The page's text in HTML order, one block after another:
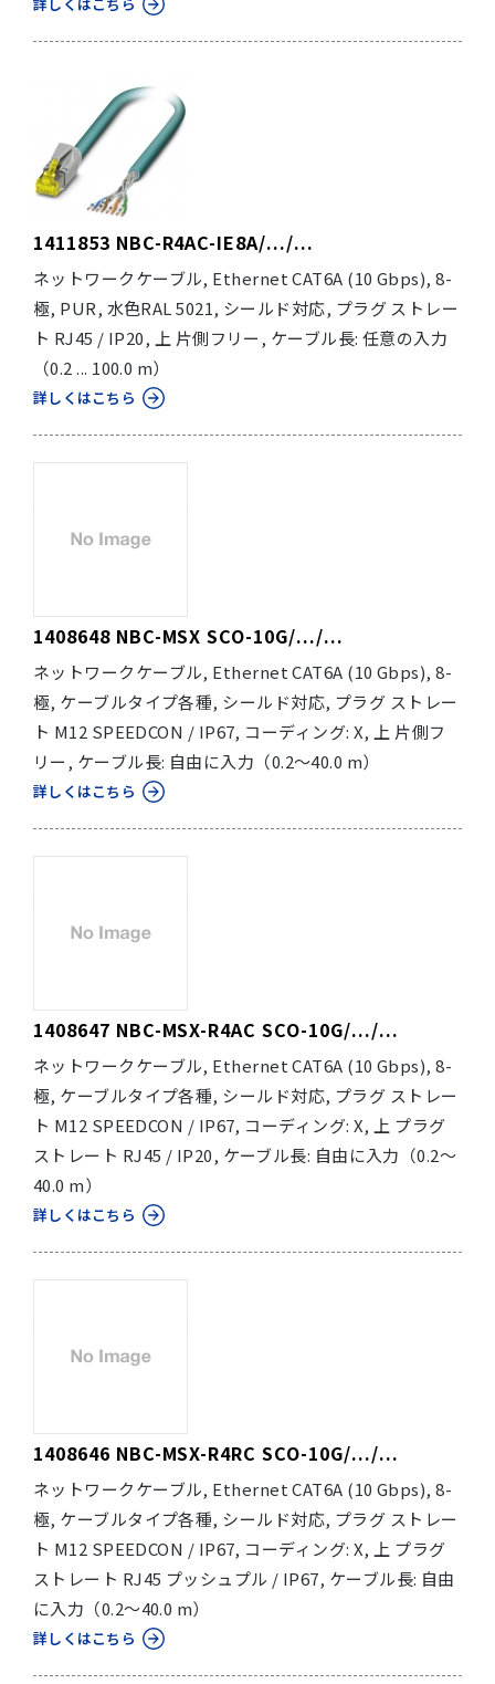
1411853 NBC-R4AC-IE8A/.../...
ネットワークケーブル, Ethernet CAT6A (10 Gbps), 8-
極, PUR, 水色RAL 5021, シールド対応, プラグ ストレー
ト RJ45 / IP20, 上 片側フリー, ケーブル長: 任意の入力
（0.2 ... 100.0 m）
詳しくはこちら
1408648 NBC-MSX SCO-10G/.../...
ネットワークケーブル, Ethernet CAT6A (10 Gbps), 8-
極, ケーブルタイプ各種, シールド対応, プラグ ストレー
ト M12 SPEEDCON / IP67, コーディング: X, 上 片側フ
リー, ケーブル長: 自由に入力（0.2～40.0 m）
詳しくはこちら
1408647 NBC-MSX-R4AC SCO-10G/.../...
ネットワークケーブル, Ethernet CAT6A (10 Gbps), 8-
極, ケーブルタイプ各種, シールド対応, プラグ ストレー
ト M12 SPEEDCON / IP67, コーディング: X, 上 プラグ
ストレート RJ45 / IP20, ケーブル長: 自由に入力（0.2～
40.0 m）
詳しくはこちら
1408646 NBC-MSX-R4RC SCO-10G/.../...
ネットワークケーブル, Ethernet CAT6A (10 Gbps), 8-
極, ケーブルタイプ各種, シールド対応, プラグ ストレー
ト M12 SPEEDCON / IP67, コーディング: X, 上 プラグ
ストレート RJ45 プッシュプル / IP67, ケーブル長: 自由
に入力（0.2～40.0 m）
詳しくはこちら